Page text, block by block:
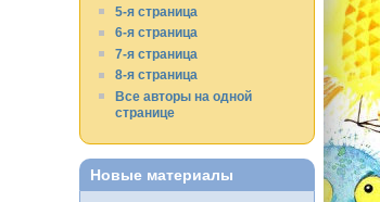
5-я страница
6-я страница
7-я страница
8-я страница
Все авторы на одной
странице
Новые материалы